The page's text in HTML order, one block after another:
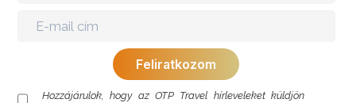
Hozzájárulok, hogy az OTP Travel hírleveleket küldjön